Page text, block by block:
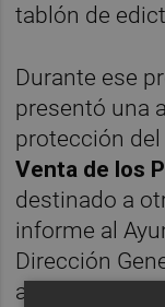
tablón de
Durante ese
presentó una
protección
Venta de los
destinado a
informe al
Dirección
alegación y